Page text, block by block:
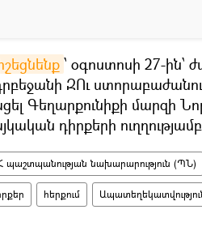
՝ օգոստոսի 27-ին՝
ԶՈւ
Գեղարքունիքի մարզի
դիրքերի
պաշտպանության նախարարություն (ՊՆ)
հերքում